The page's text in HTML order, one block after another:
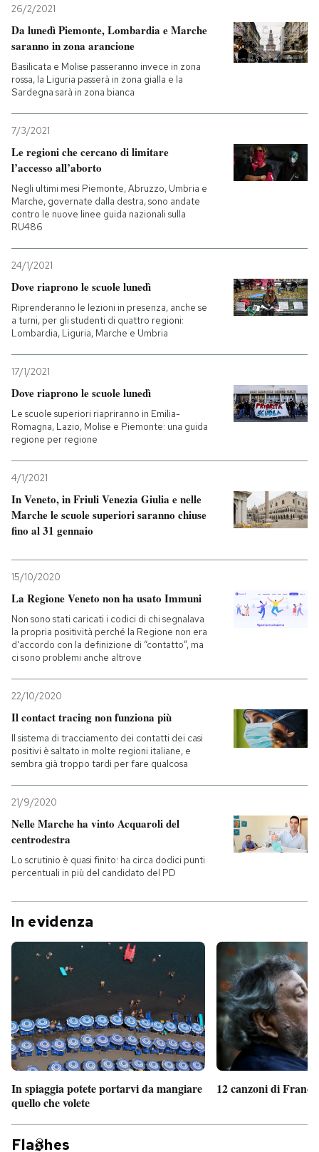
26/2/2021
Da lunedì Piemonte, Lombardia e Marche
saranno in zona arancione
Basilicata e Molise passeranno invece in zona
rossa, la Liguria passerà in zona gialla e la
Sardegna sarà in zona bianca
7/3/2021
Le regioni che cercano di limitare
l’accesso all’aborto
Negli ultimi mesi Piemonte, Abruzzo, Umbria e
Marche, governate dalla destra, sono andate
contro le nuove linee guida nazionali sulla
RU486
24/1/2021
Dove riaprono le scuole lunedì
Riprenderanno le lezioni in presenza, anche se
a turni, per gli studenti di quattro regioni:
Lombardia, Liguria, Marche e Umbria
17/1/2021
Dove riaprono le scuole lunedì
Le scuole superiori riapriranno in Emilia-
Romagna, Lazio, Molise e Piemonte: una guida
regione per regione
4/1/2021
In Veneto, in Friuli Venezia Giulia e nelle
Marche le scuole superiori saranno chiuse
fino al 31 gennaio
15/10/2020
La Regione Veneto non ha usato Immuni
Non sono stati caricati i codici di chi segnalava
la propria positività perché la Regione non era
d'accordo con la definizione di “contatto”, ma
ci sono problemi anche altrove
22/10/2020
Il contact tracing non funziona più
Il sistema di tracciamento dei contatti dei casi
positivi è saltato in molte regioni italiane, e
sembra già troppo tardi per fare qualcosa
21/9/2020
Nelle Marche ha vinto Acquaroli del
centrodestra
Lo scrutinio è quasi finito: ha circa dodici punti
percentuali in più del candidato del PD
In evidenza
In spiaggia potete portarvi da mangiare
quello che volete
12 canzoni di
Fla hes